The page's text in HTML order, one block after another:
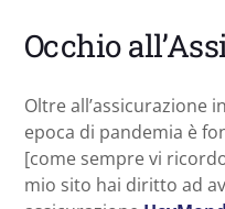
Occhio
Oltre all’assicurazione
epoca di pandemia è
[come sempre vi
mio sito hai diritto ad